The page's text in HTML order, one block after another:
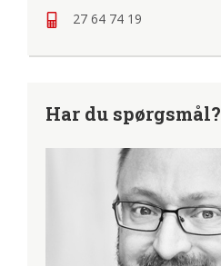
27 64 74 19
Har du spørgsmål?